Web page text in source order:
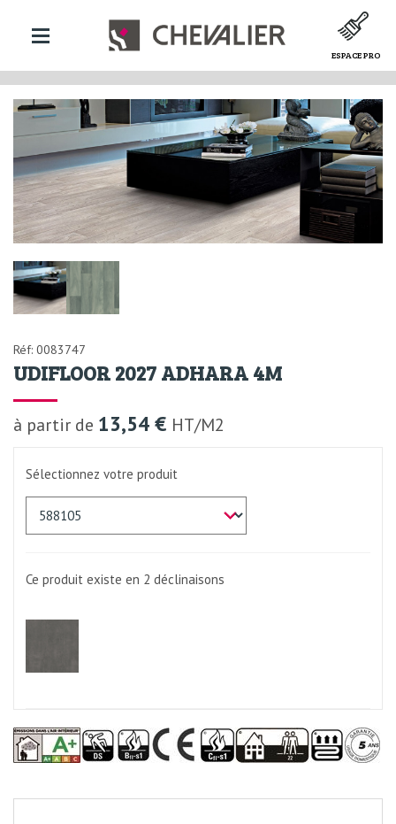
ESPACE PRO
Réf: 0083747
UDIFLOOR 2027 ADHARA 4M
à partir de 13,54 € HT/M2
Sélectionnez votre produit
Ce produit existe en 2 déclinaisons